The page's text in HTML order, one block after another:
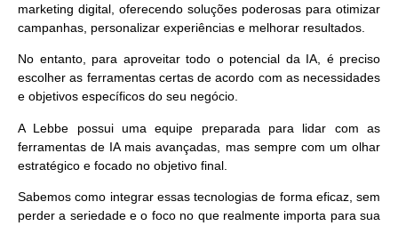
marketing digital, oferecendo soluções poderosas para otimizar
campanhas, personalizar experiências e melhorar resultados.
No entanto, para aproveitar todo o potencial da IA, é preciso
escolher as ferramentas certas de acordo com as necessidades
e objetivos específicos do seu negócio.
A Lebbe possui uma equipe preparada para lidar com as
ferramentas de IA mais avançadas, mas sempre com um olhar
estratégico e focado no objetivo final.
Sabemos como integrar essas tecnologias de forma eficaz, sem
perder a seriedade e o foco no que realmente importa para sua